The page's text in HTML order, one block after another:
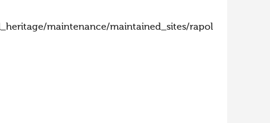
maintenance/maintained_sites/rapola